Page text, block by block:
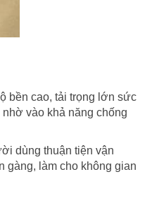
bền cao, tải trọng lớn sức
vào khả năng chống
dùng thuận tiện vận
gàng, làm cho không gian